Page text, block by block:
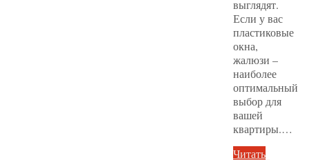
выглядят.
Если у вас
пластиковые
окна,
жалюзи –
наиболее
оптимальный
выбор для
вашей
квартиры.…
Читать